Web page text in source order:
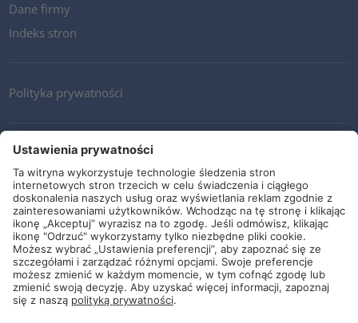
Dane firmy
Indeks stron
Polityka prywatności
Kontakt
Newsletter
Ogólne warunki i dostawy
Wytyczne i zobowiązania